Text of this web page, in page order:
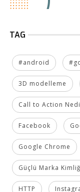
TAG
#android
3D modelleme
Call to Action
Facebook
Google Chrome
Güçlü Marka
HTTP